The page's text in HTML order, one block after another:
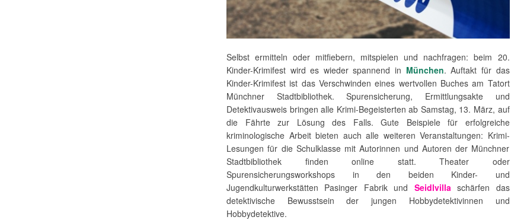
Selbst ermitteln oder mitfiebern, mitspielen und nachfragen: beim 20.
Kinder-Krimifest wird es wieder spannend in München. Auftakt für das
Kinder-Krimifest ist das Verschwinden eines wertvollen Buches am Tatort
Münchner Stadtbibliothek. Spurensicherung, Ermittlungsakte und
Detektivausweis bringen alle Krimi-Begeisterten ab Samstag, 13. März, auf
die Fährte zur Lösung des Falls. Gute Beispiele für erfolgreiche
kriminologische Arbeit bieten auch alle weiteren Veranstaltungen: Krimi-
Lesungen für die Schulklasse mit Autorinnen und Autoren der Münchner
Stadtbibliothek finden online statt. Theater oder
Spurensicherungsworkshops in den beiden Kinder- und
Jugendkulturwerkstätten Pasinger Fabrik und Seidlvilla schärfen das
detektivische Bewusstsein der jungen Hobbydetektivinnen und
Hobbydetektive.